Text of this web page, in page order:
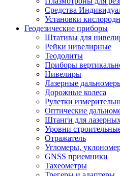
Средства
Установки
Геодезические приборы
Штативы для
Рейки нивелирные
Теодолиты
Приборы
Нивелиры
Лазерные
Дорожные колеса
Рулетки
Оптические
Штанги для
Уровни
Отражатель
Угломеры,
GNSS приемники
Тахеометры